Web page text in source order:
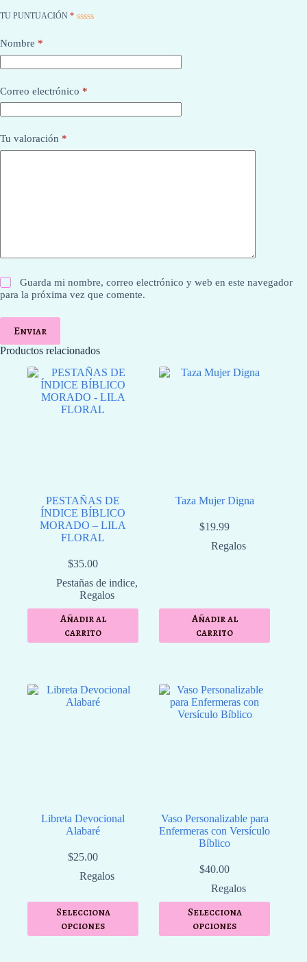
TU PUNTUACIÓN *
Nombre *
Correo electrónico *
Tu valoración *
Guarda mi nombre, correo electrónico y web en este navegador
para la próxima vez que comente.
Enviar
Productos relacionados
PESTAÑAS DE
ÍNDICE BÍBLICO
MORADO – LILA
FLORAL
$35.00
Pestañas de indice,
Regalos
Añadir al
carrito
Taza Mujer Digna
$19.99
Regalos
Añadir al
carrito
Libreta Devocional
Alabaré
$25.00
Regalos
Selecciona
opciones
Vaso Personalizable para
Enfermeras con Versículo
Bíblico
$40.00
Regalos
Selecciona
opciones